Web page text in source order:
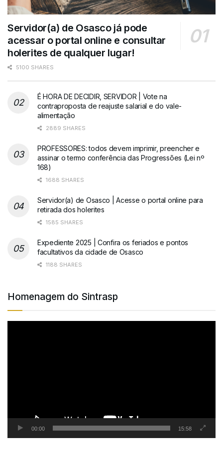
Servidor(a) de Osasco já pode
acessar o portal online e consultar
holerites de qualquer lugar!
5100 SHARES
É HORA DE DECIDIR, SERVIDOR | Vote na
contraproposta de reajuste salarial e do vale-
alimentação
2889 SHARES
PROFESSORES: todos devem imprimir, preencher e
assinar o termo conferência das Progressões (Lei nº
168)
1688 SHARES
Servidor(a) de Osasco | Acesse o portal online para
retirada dos holerites
1585 SHARES
Expediente 2025 | Confira os feriados e pontos
facultativos da cidade de Osasco
1188 SHARES
Homenagem do Sintrasp
00:00 15:58